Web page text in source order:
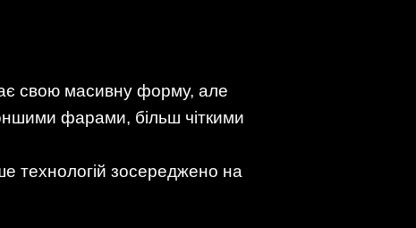
свою масивну форму, але
фарами, більш чіткими
технологій зосереджено на